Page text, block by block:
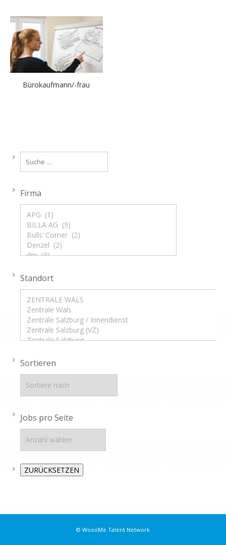
Bürokaufmann/-frau
Firma
Standort
Sortieren
Jobs pro Seite
© WoooMe Talent Network